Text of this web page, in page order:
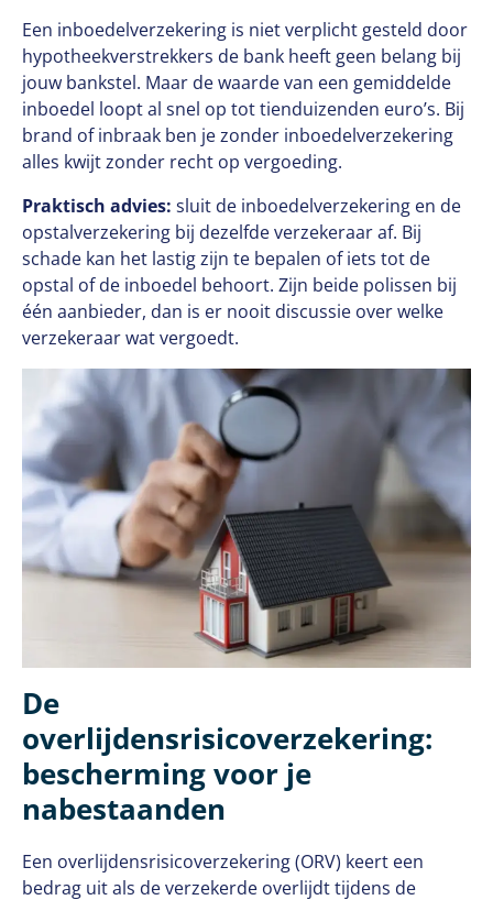
Een inboedelverzekering is niet verplicht gesteld door
hypotheekverstrekkers de bank heeft geen belang bij
jouw bankstel. Maar de waarde van een gemiddelde
inboedel loopt al snel op tot tienduizenden euro’s. Bij
brand of inbraak ben je zonder inboedelverzekering
alles kwijt zonder recht op vergoeding.
Praktisch advies: sluit de inboedelverzekering en de
opstalverzekering bij dezelfde verzekeraar af. Bij
schade kan het lastig zijn te bepalen of iets tot de
opstal of de inboedel behoort. Zijn beide polissen bij
één aanbieder, dan is er nooit discussie over welke
verzekeraar wat vergoedt.
De
overlijdensrisicoverzekering:
bescherming voor je
nabestaanden
Een overlijdensrisicoverzekering (ORV) keert een
bedrag uit als de verzekerde overlijdt tijdens de